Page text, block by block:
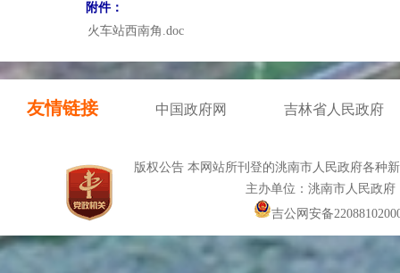
附件：
火车站西南角.doc
友情链接 中国政府网 吉林省人民政府
版权公告 本网站所刊登的洮南市人民政府各种
主办单位：洮南市人民政
吉公网安备